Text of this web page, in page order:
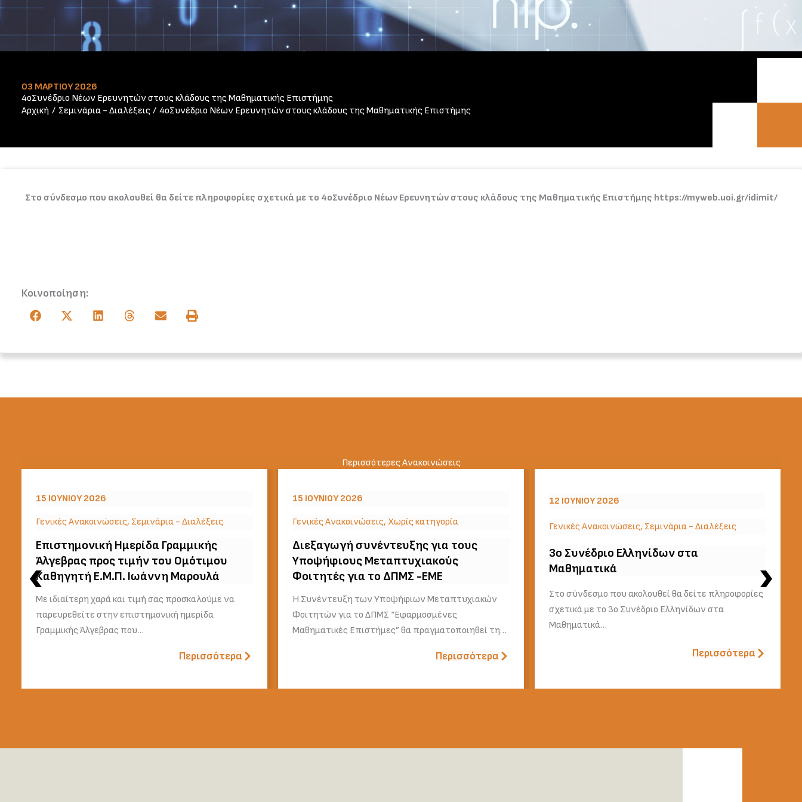
03 ΜΑΡΤΊΟΥ 2026
4οΣυνέδριο Νέων Ερευνητών στους κλάδους της Μαθηματικής Επιστήμης
Αρχική
Σεμινάρια - Διαλέξεις 4οΣυνέδριο Νέων Ερευνητών στους κλάδους της Μαθηματικής Επιστήμης
Στο σύνδεσμο που ακολουθεί θα δείτε πληροφορίες σχετικά με το 4οΣυνέδριο Νέων Ερευνητών στους κλάδους της Μαθηματικής Επιστήμης https://myweb.uoi.gr/idimit/
Κοινοποίηση:
Περισσότερες Ανακοινώσεις
15 ΙΟΥΝΊΟΥ 2026
Γενικές Ανακοινώσεις, Σεμινάρια - Διαλέξεις
Επιστημονική Ημερίδα Γραμμικής
Άλγεβρας προς τιμήν του Ομότιμου
Καθηγητή Ε.Μ.Π. Ιωάννη Μαρουλά
Με ιδιαίτερη χαρά και τιμή σας προσκαλούμε να
παρευρεθείτε στην επιστημονική ημερίδα
Γραμμικής Άλγεβρας που…
Περισσότερα
15 ΙΟΥΝΊΟΥ 2026
Γενικές Ανακοινώσεις, Χωρίς κατηγορία
Διεξαγωγή συνέντευξης για τους
Υποψήφιους Μεταπτυχιακούς
Φοιτητές για το ΔΠΜΣ -ΕΜΕ
Η Συνέντευξη των Υποψήφιων Μεταπτυχιακών
Φοιτητών για το ΔΠΜΣ “Εφαρμοσμένες
Μαθηματικές Επιστήμες” θα πραγματοποιηθεί τη…
Περισσότερα
12 ΙΟΥΝΊΟΥ 2026
Γενικές Ανακοινώσεις, Σεμινάρια - Διαλέξεις
3o Συνέδριο Ελληνίδων στα
Μαθηματικά
Στο σύνδεσμο που ακολουθεί θα δείτε πληροφορίες
σχετικά με το 3ο Συνέδριο Ελληνίδων στα
Μαθηματικά…
Περισσότερα